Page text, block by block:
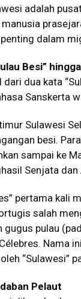
adalah
dalam
Besi”
dua kata
Sanskerta
Sulawesi
besi.
sampai ke
Senjata
pertama kali
salah
gugus pulau
Nama
“Sulawesi”
Pelaut